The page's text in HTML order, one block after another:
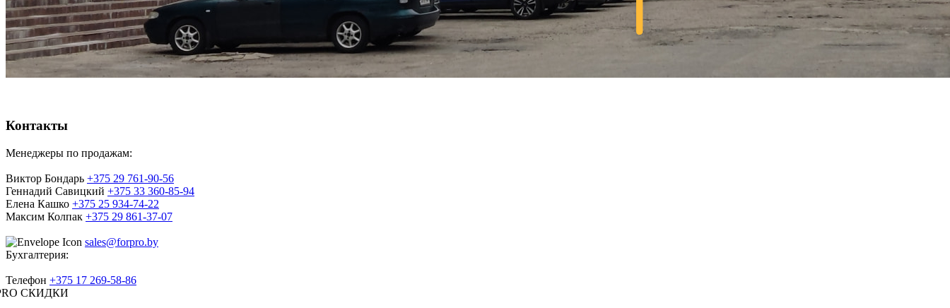
Контакты
Менеджеры по продажам:
Виктор Бондарь +375 29 761-90-56
Геннадий Савицкий +375 33 360-85-94
Елена Кашко +375 25 934-74-22
Максим Колпак +375 29 861-37-07
sales@forpro.by
Бухгалтерия:
Телефон +375 17 269-58-86
СКИДКИ